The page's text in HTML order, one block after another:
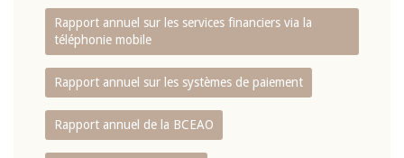
Rapport annuel sur les services financiers via la
téléphonie mobile
Rapport annuel sur les systèmes de paiement
Rapport annuel de la BCEAO